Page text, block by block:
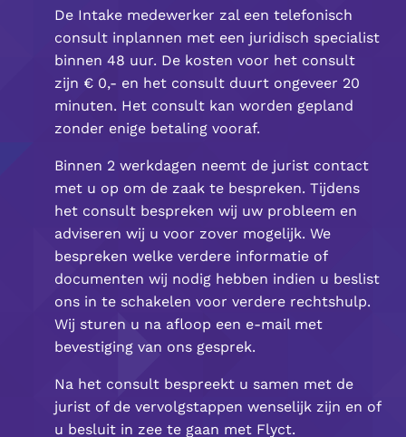
De Intake medewerker zal een telefonisch
consult inplannen met een juridisch specialist
binnen 48 uur. De kosten voor het consult
zijn € 0,- en het consult duurt ongeveer 20
minuten. Het consult kan worden gepland
zonder enige betaling vooraf.
Binnen 2 werkdagen neemt de jurist contact
met u op om de zaak te bespreken. Tijdens
het consult bespreken wij uw probleem en
adviseren wij u voor zover mogelijk. We
bespreken welke verdere informatie of
documenten wij nodig hebben indien u beslist
ons in te schakelen voor verdere rechtshulp.
Wij sturen u na afloop een e-mail met
bevestiging van ons gesprek.
Na het consult bespreekt u samen met de
jurist of de vervolgstappen wenselijk zijn en of
u besluit in zee te gaan met Flyct.